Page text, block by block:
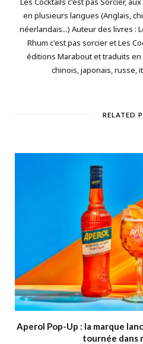
en plusieurs langues (Anglais,
néerlandais...) Auteur des livres :
Rhum c'est pas sorcier et Les
éditions Marabout et traduits
chinois, japonais, russe,
RELATED
Aperol Pop-Up : la marque
tournée dans